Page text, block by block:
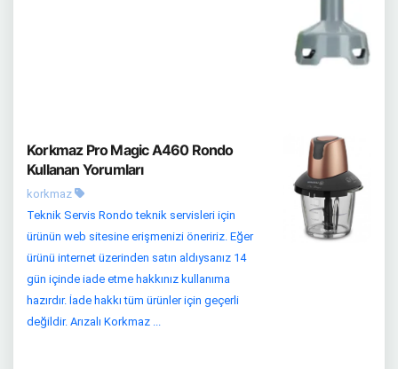
Korkmaz Pro Magic A460 Rondo
Kullanan Yorumları
korkmaz
Teknik Servis Rondo teknik servisleri için
ürünün web sitesine erişmenizi öneririz. Eğer
ürünü internet üzerinden satın aldıysanız 14
gün içinde iade etme hakkınız kullanıma
hazırdır. İade hakkı tüm ürünler için geçerli
değildir. Arızalı Korkmaz ...